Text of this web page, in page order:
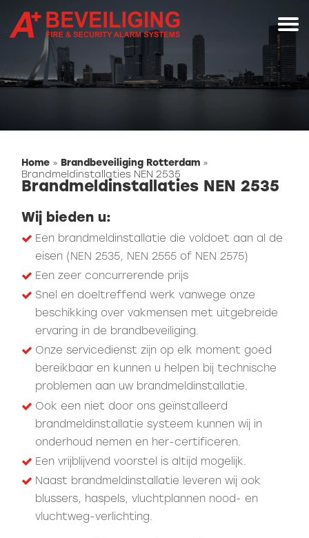
Home » Brandbeveiliging Rotterdam »
Brandmeldinstallaties NEN 2535
Brandmeldinstallaties NEN 2535
Wij bieden u:
Een brandmeldinstallatie die voldoet aan al de
eisen (NEN 2535, NEN 2555 of NEN 2575)
Een zeer concurrerende prijs
Snel en doeltreffend werk vanwege onze
beschikking over vakmensen met uitgebreide
ervaring in de brandbeveiliging.
Onze servicedienst zijn op elk moment goed
bereikbaar en kunnen u helpen bij technische
problemen aan uw brandmeldinstallatie.
Ook een niet door ons geïnstalleerd
brandmeldinstallatie systeem kunnen wij in
onderhoud nemen en her-certificeren.
Een vrijblijvend voorstel is altijd mogelijk.
Naast brandmeldinstallatie leveren wij ook
blussers, haspels, vluchtplannen nood- en
vluchtweg-verlichting.